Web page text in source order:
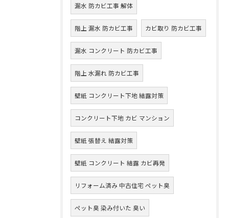
漏水 防カビ工事 解体
階上 漏水 防カビ工事 カビ取り 防カビ工事
漏水 コンクリート 防カビ工事
階上 水漏れ 防カビ工事
壁紙 コンクリート下地 結露対策
コンクリート下地 カビ マンション
壁紙 張替え 結露対策
壁紙 コンクリート 結露 カビ再発
リフォーム済み 中古住宅 ペット臭
ペット臭 染み付いた 臭い